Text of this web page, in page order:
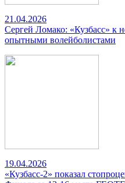
21.04.2026
Сергей Ломако: «Кузбасс» к
опытными волейболистами
19.04.2026
«Кузбасс-2» показал